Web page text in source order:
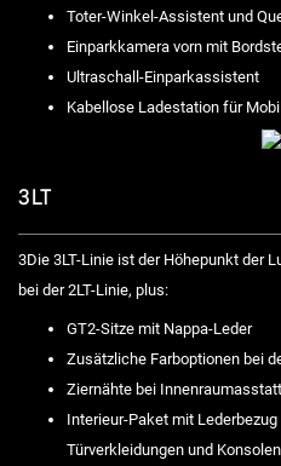
Toter-Winkel-Assistent und
Einparkkamera vorn mit
Ultraschall-Einparkassistent
Kabellose Ladestation für
3LT
3Die 3LT-Linie ist der Höhepunkt der
bei der 2LT-Linie, plus:
GT2-Sitze mit Nappa-Leder
Zusätzliche Farboptionen bei
Ziernähte bei
Interieur-Paket mit
Türverkleidungen und